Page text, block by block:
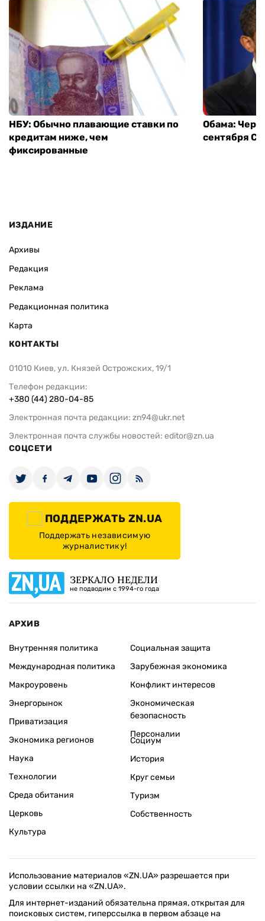
НБУ: Обычно плавающие ставки по
кредитам ниже, чем
фиксированные
Обама:
сентября
ИЗДАНИЕ
Архивы
Редакция
Реклама
Редакционная политика
Карта
КОНТАКТЫ
01010 Киев, ул. Князей Острожских, 19/1
Телефон редакции:
+380 (44) 280-04-85
Электронная почта редакции: zn94@ukr.net
Электронная почта службы новостей: editor@zn.ua
СОЦСЕТИ
ПОДДЕРЖАТЬ ZN.UA
Поддержать независимую
журналистику!
ЗЕРКАЛО НЕДЕЛИ
не подводим с 1994-го года
АРХИВ
Внутренняя политика
Международная политика
Макроуровень
Энергорынок
Приватизация
Экономика регионов
Социальная защита
Зарубежная экономика
Конфликт интересов
Экономическая
безопасность
Персоналии
Наука
Технологии
Среда обитания
Церковь
Культура
Социум
История
Круг семьи
Туризм
Собственность
Использование материалов «ZN.UA» разрешается при
условии ссылки на «ZN.UA».
Для интернет-изданий обязательна прямая, открытая для
поисковых систем, гиперссылка в первом абзаце на